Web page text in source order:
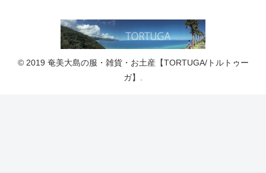
© 2019 奄美大島の服・雑貨・お土産【TORTUGA/トルトゥー
ガ】.